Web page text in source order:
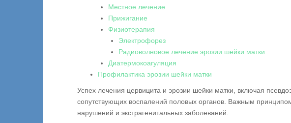
Местное лечение
Прижигание
Физиотерапия
Электрофорез
Радиоволновое лечение эрозии шейки матки
Диатермокоагуляция
Профилактика эрозии шейки матки
Успех лечения цервицита и эрозии шейки матки, включая
сопутствующих воспалений половых органов. Важным
нарушений и экстрагенитальных заболеваний.